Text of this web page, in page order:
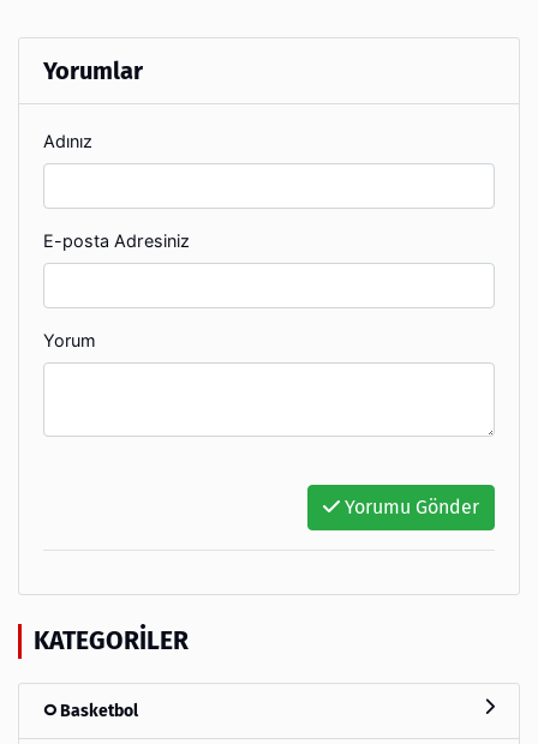
Yorumlar
Adınız
E-posta Adresiniz
Yorum
Yorumu Gönder
KATEGORILER
Basketbol